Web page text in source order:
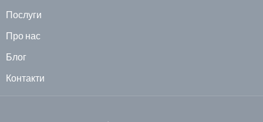
Послуги
Про нас
Блог
Контакти